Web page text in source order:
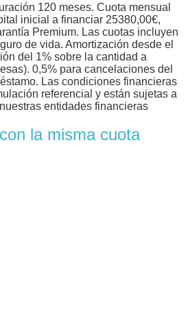
120 meses. Cuota mensual
inicial a financiar 25380,00€,
Premium. Las cuotas incluyen
de vida. Amortización desde el
del 1% sobre la cantidad a
0,5% para cancelaciones del
Las condiciones financieras
referencial y están sujetas a
entidades financieras
la misma cuota